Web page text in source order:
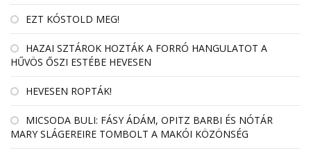
EZT KÓSTOLD MEG!
HAZAI SZTÁROK HOZTÁK A FORRÓ HANGULATOT A
HŰVÖS ŐSZI ESTÉBE HEVESEN
HEVESEN ROPTÁK!
MICSODA BULI: FÁSY ÁDÁM, OPITZ BARBI ÉS NÓTÁR
MARY SLÁGEREIRE TOMBOLT A MAKÓI KÖZÖNSÉG